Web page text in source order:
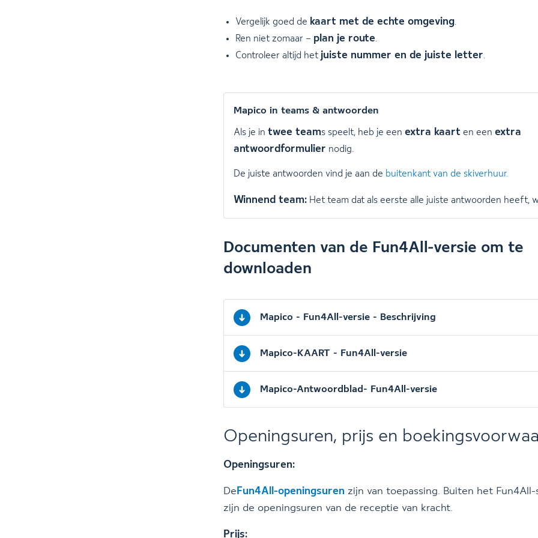
Vergelijk goed de kaart met de echte omgeving.
Ren niet zomaar – plan je route.
Controleer altijd het juiste nummer en de juiste letter.
Mapico in teams & antwoorden
Als je in twee teams speelt, heb je een extra kaart en een extra
antwoordformulier nodig.
De juiste antwoorden vind je aan de buitenkant van de skiverhuur.
Winnend team: Het team dat als eerste alle juiste antwoorden heeft,
Documenten van de Fun4All-versie om te
downloaden
Mapico - Fun4All-versie - Beschrijving
Mapico-KAART - Fun4All-versie
Mapico-Antwoordblad- Fun4All-versie
Openingsuren, prijs en
Openingsuren:
De Fun4All-openingsuren zijn van toepassing. Buiten het Fun4All-
zijn de openingsuren van de receptie van kracht.
Prijs: